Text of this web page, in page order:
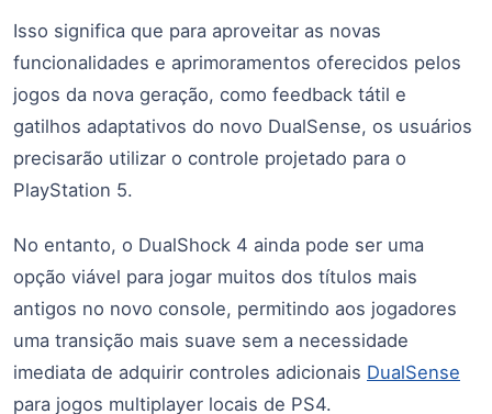
Isso significa que para aproveitar as novas
funcionalidades e aprimoramentos oferecidos pelos
jogos da nova geração, como feedback tátil e
gatilhos adaptativos do novo DualSense, os usuários
precisarão utilizar o controle projetado para o
PlayStation 5.
No entanto, o DualShock 4 ainda pode ser uma
opção viável para jogar muitos dos títulos mais
antigos no novo console, permitindo aos jogadores
uma transição mais suave sem a necessidade
imediata de adquirir controles adicionais DualSense
para jogos multiplayer locais de PS4.